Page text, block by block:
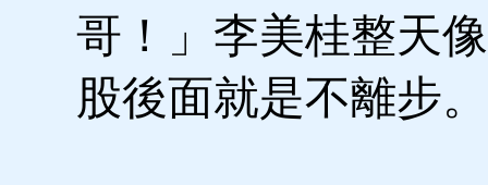
哥！」李美桂整天
股後面就是不離步。